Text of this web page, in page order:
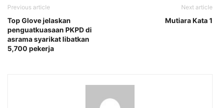
Previous article
Top Glove jelaskan
penguatkuasaan PKPD di
asrama syarikat libatkan
5,700 pekerja
Next article
Mutiara Kata 1